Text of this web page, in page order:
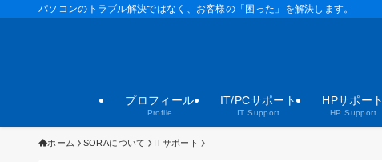
パソコンのトラブル解決ではなく、お客様の「困った」を解決します。
プロフィール
Profile
IT/PCサポート
IT Support
HPサポート
HP Support
ホーム SORAについて ITサポート